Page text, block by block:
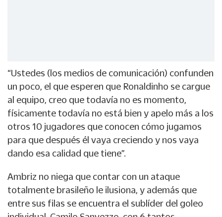
“Ustedes (los medios de comunicación) confunden
un poco, el que esperen que Ronaldinho se cargue
al equipo, creo que todavía no es momento,
físicamente todavía no está bien y apelo más a los
otros 10 jugadores que conocen cómo jugamos
para que después él vaya creciendo y nos vaya
dando esa calidad que tiene”.
Ambriz no niega que contar con un ataque
totalmente brasileño le ilusiona, y además que
entre sus filas se encuentra el sublíder del goleo